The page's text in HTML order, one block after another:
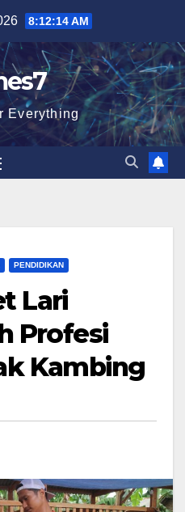
8:12:15 AM
Everything
PENDIDIKAN
Lari
Profesi
Kambing